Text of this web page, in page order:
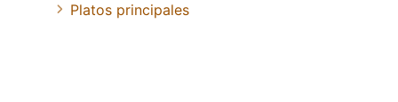
Platos principales